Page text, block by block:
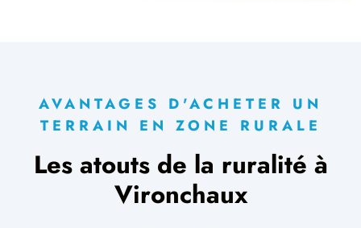
AVANTAGES D'ACHETER UN
TERRAIN EN ZONE RURALE
Les atouts de la ruralité à
Vironchaux